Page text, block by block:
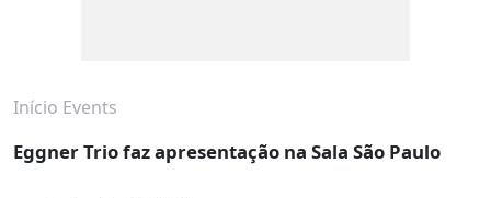
Início Events
Eggner Trio faz apresentação na Sala São Paulo